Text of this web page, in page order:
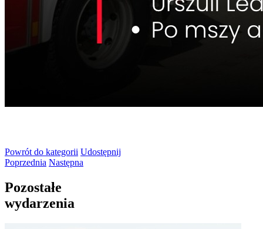
Powrót do kategorii Udostępnij
Poprzednia Następna
Pozostałe
wydarzenia